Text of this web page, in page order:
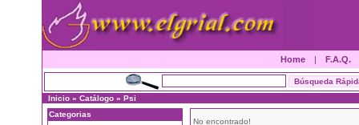
Home | F.A.Q.
Inicio » Catálogo » Psi
Categorias
No encontrado!